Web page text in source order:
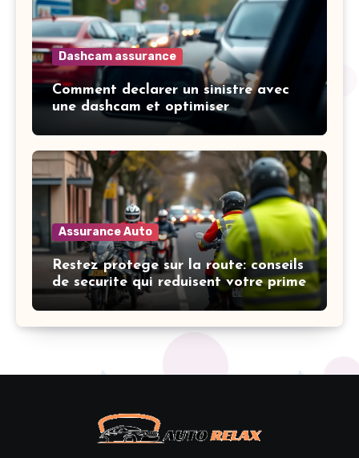
Dashcam assurance
Comment declarer un sinistre avec
une dashcam et optimiser
l’indemnisation
Assurance Auto
Restez protege sur la route: conseils
de securite qui reduisent votre prime